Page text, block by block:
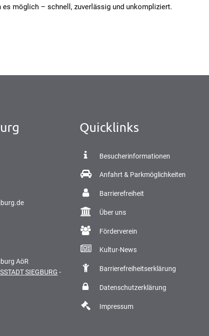
möglich – schnell, zuverlässig und unkompliziert.
AöR
SIEGBURG -
Quicklinks
Besucherinformationen
Anfahrt & Parkmöglichkeiten
Barrierefreiheit
Über uns
Förderverein
Kultur-News
Barrierefreiheitserklärung
Datenschutzerklärung
Impressum